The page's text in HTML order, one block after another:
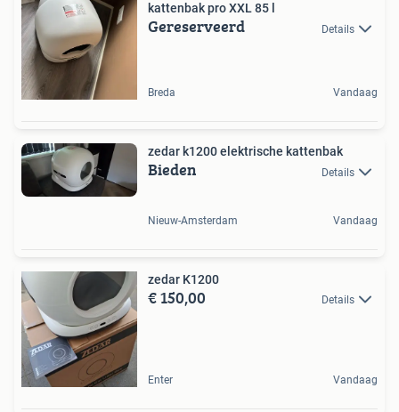
kattenbak pro XXL 85 l
Gereserveerd Details
Breda Vandaag
zedar k1200 elektrische kattenbak
Bieden Details
Nieuw-Amsterdam Vandaag
zedar K1200
€ 150,00 Details
Enter Vandaag